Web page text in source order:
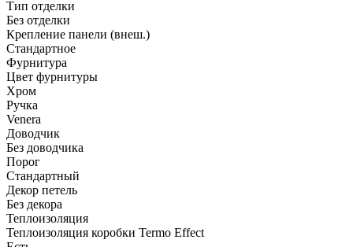
Тип отделки
Без отделки
Крепление панели (внеш.)
Стандартное
Фурнитура
Цвет фурнитуры
Хром
Ручка
Venera
Доводчик
Без доводчика
Порог
Стандартный
Декор петель
Без декора
Теплоизоляция
Теплоизоляция коробки Termo Effect